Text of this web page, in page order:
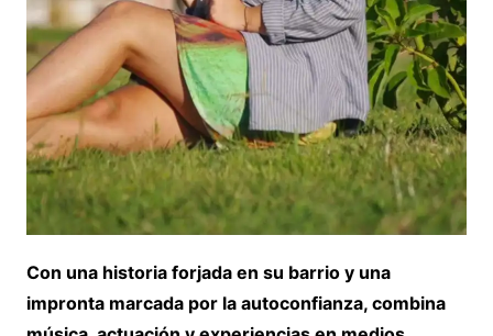
Con una historia forjada en su barrio y una
impronta marcada por la autoconfianza, combina